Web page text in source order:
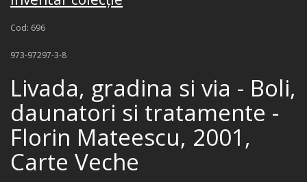
Cod: 696
973-97297-3-8
Livada, gradina si via - Boli,
daunatori si tratamente -
Florin Mateescu, 2001,
Carte Veche